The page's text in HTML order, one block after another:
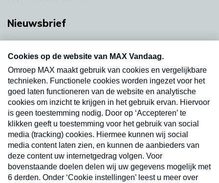
Nieuwsbrief
nieuwsbrief. Elke vrijdag- en dinsdagochtend in
uw mailbox.
Verzend